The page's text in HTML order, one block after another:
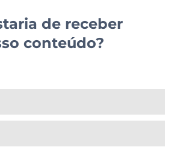
de receber
conteúdo?